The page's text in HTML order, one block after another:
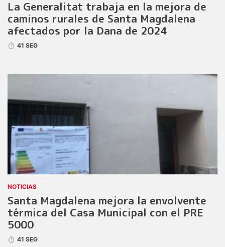
La Generalitat trabaja en la mejora de
caminos rurales de Santa Magdalena
afectados por la Dana de 2024
41 SEG
NOTICIAS
Santa Magdalena mejora la envolvente
térmica del Casa Municipal con el PRE
5000
41 SEG